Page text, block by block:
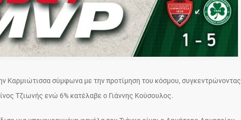
Καρμιώτισσα σύμφωνα με την προτίμηση του κόσμου, συγκεντρώνοντας
Τζιωνής ενώ 6% κατέλαβε ο Γιάννης Κούσουλος.